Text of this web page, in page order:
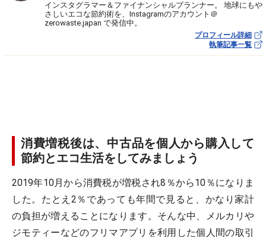
インスタグラマー＆ファイナンシャルプランナー。 地球にもや
さしいエコな節約術を、Instagramのアカウント＠
zerowaste.japan で発信中。
プロフィール詳細
執筆記事一覧
消費増税後は、中古品を個人から購入して
節約とエコ生活をしてみましょう
2019年10月から消費税が増税され8％から10％になりま
した。たとえ2％であっても年間で見ると、かなり家計
の負担が増えることになります。そんな中、メルカリや
ジモティーなどのフリマアプリを利用した個人間の取引